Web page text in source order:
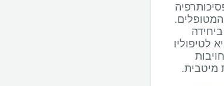
לטיפוליו